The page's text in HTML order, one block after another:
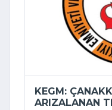
KEGM:
ARIZALANAN